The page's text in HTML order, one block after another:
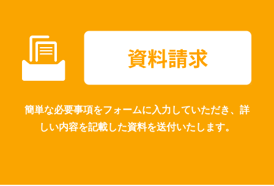
簡単な必要事項をフォームに入力していただき、詳
しい内容を記載した資料を送付いたします。